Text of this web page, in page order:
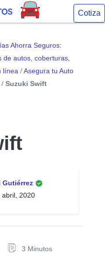
Cotiza
Ahorra Seguros:
autos, coberturas,
línea /Asegura tu Auto
/ Suzuki Swift
Gutiérrez
abril, 2020
3 Minutos